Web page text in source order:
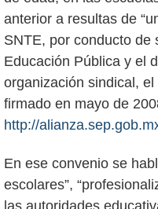
anterior a resultas de
SNTE, por conducto de
Educación Pública y el
organización sindical,
firmado en mayo de
http://
En ese convenio se
escolares”,